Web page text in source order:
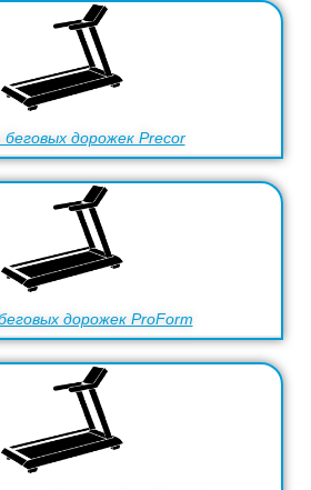
дорожек Precor
дорожек ProForm